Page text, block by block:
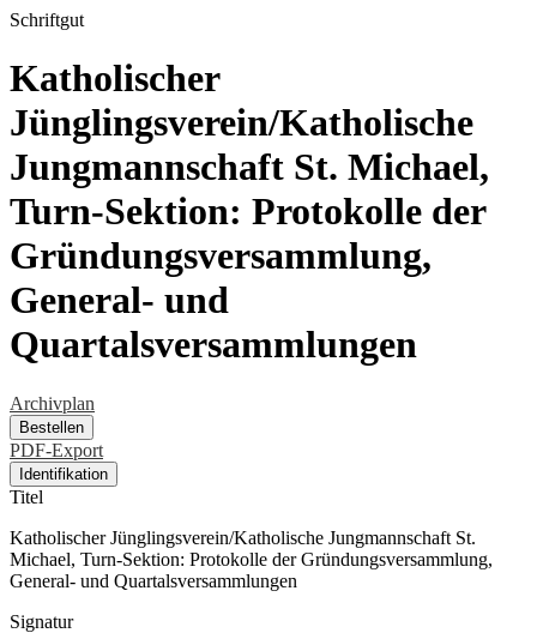
Schriftgut
Katholischer
Jünglingsverein/Katholische
Jungmannschaft St. Michael,
Turn-Sektion: Protokolle der
Gründungsversammlung,
General- und
Quartalsversammlungen
Archivplan
Bestellen
PDF-Export
Identifikation
Titel
Katholischer Jünglingsverein/Katholische Jungmannschaft St.
Michael, Turn-Sektion: Protokolle der Gründungsversammlung,
General- und Quartalsversammlungen
Signatur